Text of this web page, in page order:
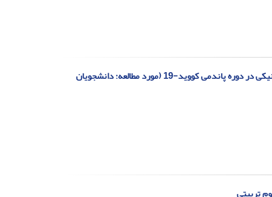
مدل‌یابی معادلات ساختاری رابطه سواد رسانه‌ای و سواد اطلاعاتی با پذیرش یادگیری الکترونیکی در دوره پاندمی کووید-19 (مورد مطالعه: دانشجویان
تربیتی